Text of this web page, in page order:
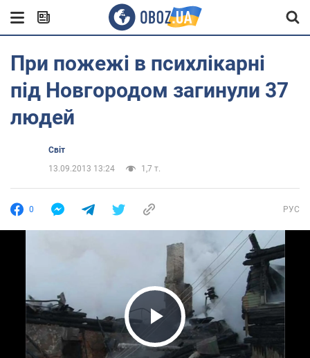
При пожежі в психлікарні
під Новгородом загинули 37
людей
Світ
13.09.2013 13:24
1,7 т.
0 РУС
Play Video